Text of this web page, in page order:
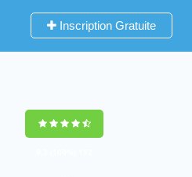
Inscription Gratuite